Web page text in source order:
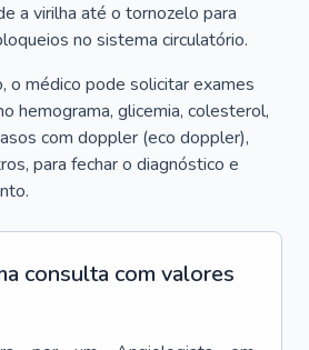
a virilha até o tornozelo para
no sistema circulatório.
o médico pode solicitar exames
hemograma, glicemia, colesterol,
com doppler (eco doppler),
para fechar o diagnóstico e
consulta com valores